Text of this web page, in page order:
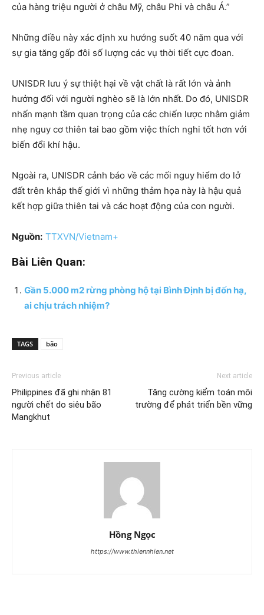
của hàng triệu người ở châu Mỹ, châu Phi và châu Á.”
Những điều này xác định xu hướng suốt 40 năm qua với
sự gia tăng gấp đôi số lượng các vụ thời tiết cực đoan.
UNISDR lưu ý sự thiệt hại về vật chất là rất lớn và ảnh
hưởng đối với người nghèo sẽ là lớn nhất. Do đó, UNISDR
nhấn mạnh tầm quan trọng của các chiến lược nhằm giảm
nhẹ nguy cơ thiên tai bao gồm việc thích nghi tốt hơn với
biến đổi khí hậu.
Ngoài ra, UNISDR cảnh báo về các mối nguy hiểm do lở
đất trên khắp thế giới vì những thảm họa này là hậu quả
kết hợp giữa thiên tai và các hoạt động của con người.
Nguồn: TTXVN/Vietnam+
Bài Liên Quan:
Gần 5.000 m2 rừng phòng hộ tại Bình Định bị đốn hạ,
ai chịu trách nhiệm?
TAGS bão
Previous article
Philippines đã ghi nhận 81
người chết do siêu bão
Mangkhut
Next article
Tăng cường kiểm toán môi
trường để phát triển bền vững
Hồng Ngọc
https://www.thiennhien.net